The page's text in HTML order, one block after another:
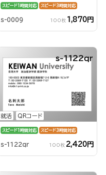
スピード1時間対応 スピード3時間対応
s-0009 100枚 1,870円
就活 QRコード
s-1122qr
スピード1時間対応 スピード3時間対応
s-1122qr 100枚 2,420円